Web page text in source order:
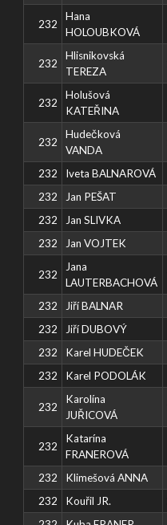
232
Hana
HOLOUBKOVÁ
232
Hlisnikovská
TEREZA
232
Holušová
KATEŘINA
232
Hudečková
VANDA
232 Iveta BALNAROVÁ
232
Jan PEŠAT
232
Jan SLIVKA
232
Jan VOJTEK
232
Jana
LAUTERBACHOVÁ
232 Jiří BALNAR
232
Jiří DUBOVÝ
232
Karel HUDEČEK
232
Karel PODOLÁK
232
Karolína
JUŘICOVÁ
232
Katarína
FRANEROVÁ
232 Klimešová ANNA
232
Kouřil JR.